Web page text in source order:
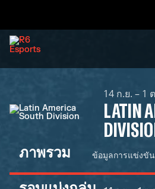
14 ก.ย. – 1
LATIN
ภาพรวม ข้อมูลการแข่งขัน